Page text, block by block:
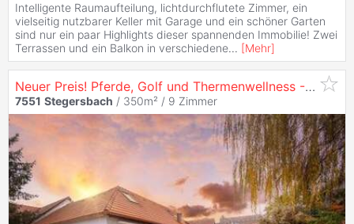
Intelligente Raumaufteilung, lichtdurchflutete Zimmer, ein
vielseitig nutzbarer Keller mit Garage und ein schöner Garten
sind nur ein paar Highlights dieser spannenden Immobilie! Zwei
Terrassen und ein Balkon in verschiedene... [Mehr]
Neuer Preis! Pferde, Golf und Thermenwellness - Landhaus mit perfekter Lage
7551 Stegersbach / 350m² / 9 Zimmer